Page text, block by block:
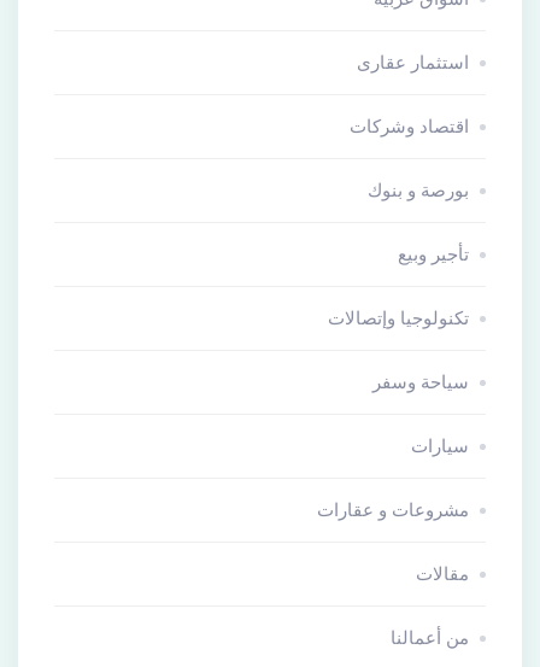
استثمار عقارى
اقتصاد وشركات
بورصة و بنوك
تأجير وبيع
تكنولوجيا وإتصالات
سياحة وسفر
سيارات
مشروعات و عقارات
مقالات
من أعمالنا